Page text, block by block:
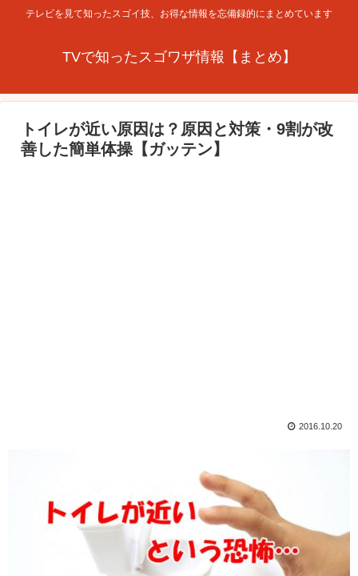
テレビを見て知ったスゴイ技、お得な情報を忘備録的にまとめています
TVで知ったスゴワザ情報【まとめ】
トイレが近い原因は？原因と対策・9割が改
善した簡単体操【ガッテン】
2016.10.20